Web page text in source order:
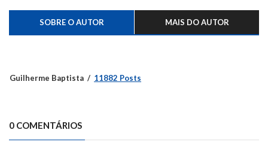
SOBRE O AUTOR MAIS DO AUTOR
Guilherme Baptista 11882 Posts
0 COMENTÁRIOS